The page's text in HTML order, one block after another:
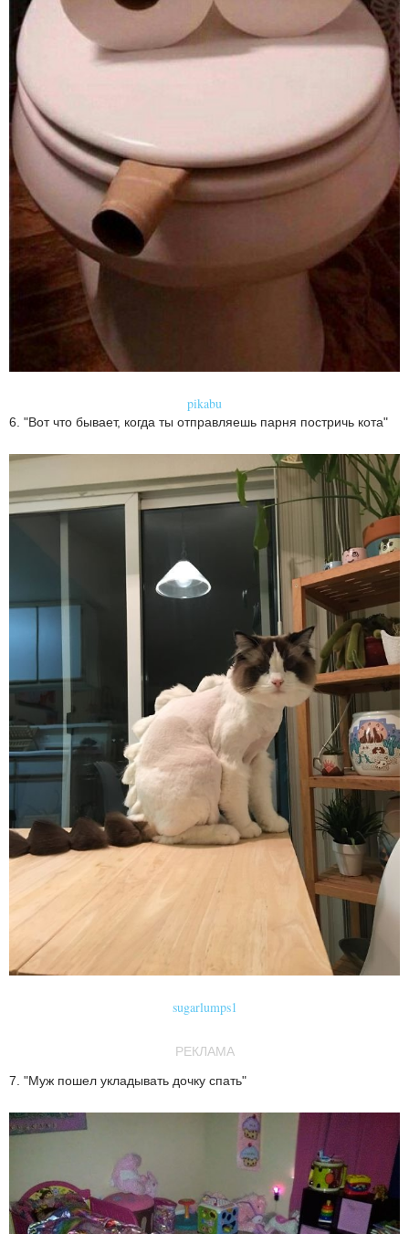
pikabu
6. "Вот что бывает, когда ты отправляешь парня постричь кота"
sugarlumps1
РЕКЛАМА
7. "Муж пошел укладывать дочку спать"